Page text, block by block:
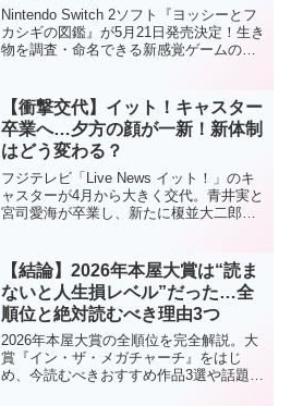
Nintendo Switch 2ソフト『ヨッシーとフ
カシギの図鑑』が5月21日発売決定！生き
物を調査・命名できる新感覚ゲームの魅
【衝撃交代】イット！キャスター
卒業へ…夕方の顔が一新！新体制
はどう変わる？
フジテレビ「Live News イット！」のキ
ャスターが4月から大きく交代。青井実と
宮司愛海が卒業し、新たに榎並大二郎ア
トを解説。
【結論】2026年本屋大賞は“読ま
ないと人生損レベル”だった…全
順位と絶対読むべき理由3つ
2026年本屋大賞の全順位を完全解説。大
賞『イン・ザ・メガチャーチ』をはじ
め、今読むべきおすすめ作品3選や話題の